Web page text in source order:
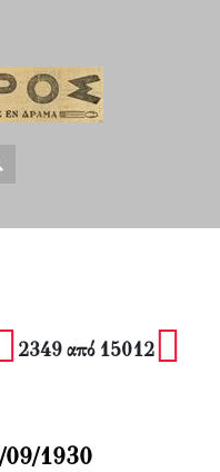
2349 από 15012
09/1930